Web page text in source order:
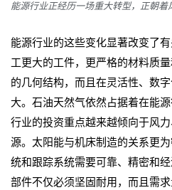
能源行业正经历一场重大转型，正朝着
能源行业的这些变化显著改变了
工更大的工件，更严格的材料质
的几何结构，而且在灵活性、数
大。石油天然气依然占据着在能
行业的投资重点越来越倾向于风
源。太阳能与机床制造的关系更
统和跟踪系统需要可靠、精密和
部件不仅必须坚固耐用，而且需